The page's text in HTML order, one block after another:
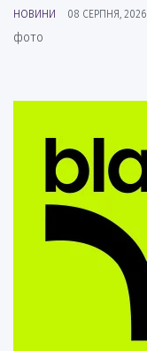
НОВИНИ 08 СЕРПНЯ, 2026
фото